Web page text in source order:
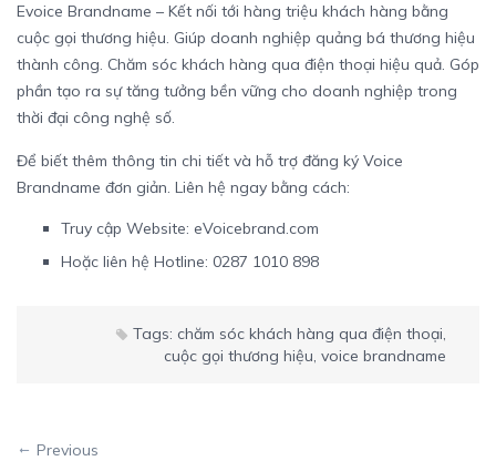
Evoice Brandname – Kết nối tới hàng triệu khách hàng bằng
cuộc gọi thương hiệu. Giúp doanh nghiệp quảng bá thương hiệu
thành công. Chăm sóc khách hàng qua điện thoại hiệu quả. Góp
phần tạo ra sự tăng tưởng bền vững cho doanh nghiệp trong
thời đại công nghệ số.
Để biết thêm thông tin chi tiết và hỗ trợ đăng ký Voice
Brandname đơn giản. Liên hệ ngay bằng cách:
Truy cập Website: eVoicebrand.com
Hoặc liên hệ Hotline: 0287 1010 898
Tags: chăm sóc khách hàng qua điện thoại,
cuộc gọi thương hiệu, voice brandname
Previous